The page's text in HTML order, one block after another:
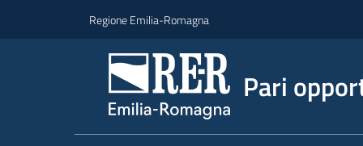
Regione Emilia-Romagna
Pari